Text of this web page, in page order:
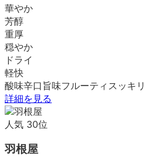
華やか
芳醇
重厚
穏やか
ドライ
軽快
酸味辛口 旨味フルーティ スッキリ
詳細を見る
人気 30位
羽根屋